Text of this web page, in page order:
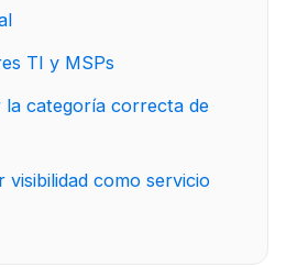
TI y MSPs
la categoría correcta de
visibilidad como servicio